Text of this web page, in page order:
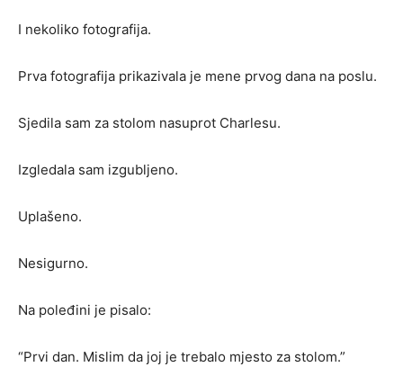
I nekoliko fotografija.
Prva fotografija prikazivala je mene prvog dana na poslu.
Sjedila sam za stolom nasuprot Charlesu.
Izgledala sam izgubljeno.
Uplašeno.
Nesigurno.
Na poleđini je pisalo:
“Prvi dan. Mislim da joj je trebalo mjesto za stolom.”